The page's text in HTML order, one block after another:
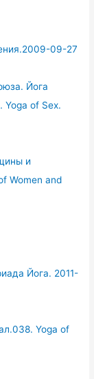
09-27
Йога
Yoga of Sex.
и
Women and
Йога. 2011-
Yoga of